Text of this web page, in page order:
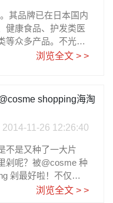
其品牌已在日本国内
健康食品、护发类医
等众多产品。不光女
到合适的护肤品。近
现在入手更划算的
吧，乐一翻日本转运
铺：亲试visa全币卡
以到乐天店铺购买第
注册使用教程第二
日本官网产品
DHC日本官网
车”之后去注册新会
址详情3. 信用卡支
浏览全文 > >
shopping海淘
2014-11-26 12:26:40
不是又种了一大片
剁呢？被@cosme 种
剁最好啦！不仅便
定商品和受赏纪念限
浏览全文 > >